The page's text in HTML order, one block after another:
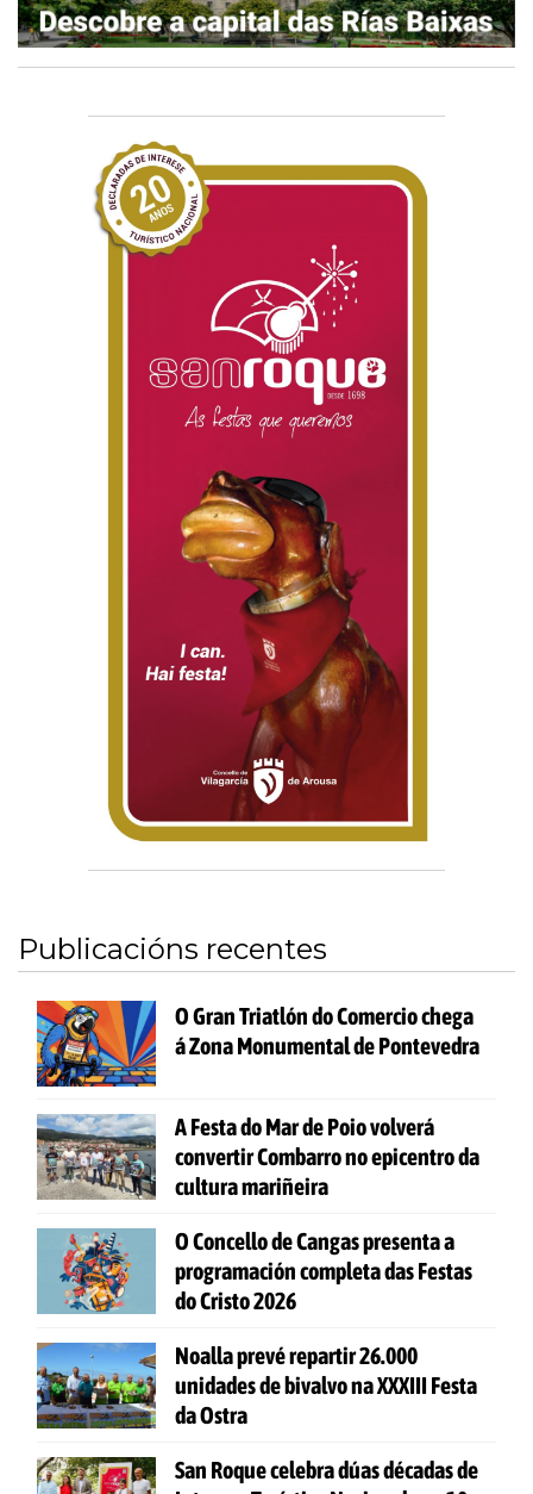
Publicacións recentes
O Gran Triatlón do Comercio chega
á Zona Monumental de Pontevedra
A Festa do Mar de Poio volverá
convertir Combarro no epicentro da
cultura mariñeira
O Concello de Cangas presenta a
programación completa das Festas
do Cristo 2026
Noalla prevé repartir 26.000
unidades de bivalvo na XXXIII Festa
da Ostra
San Roque celebra dúas décadas de